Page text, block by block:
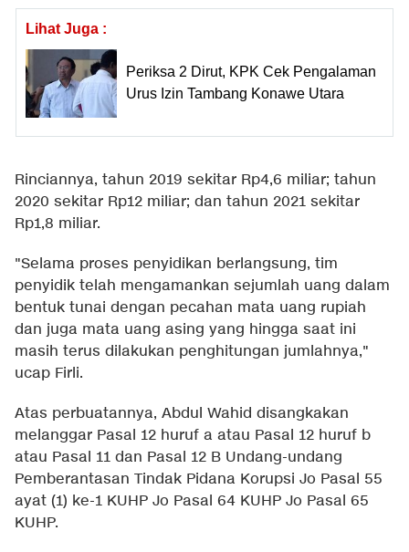
Lihat Juga :
Periksa 2 Dirut, KPK Cek Pengalaman
Urus Izin Tambang Konawe Utara
Rinciannya, tahun 2019 sekitar Rp4,6 miliar; tahun
2020 sekitar Rp12 miliar; dan tahun 2021 sekitar
Rp1,8 miliar.
"Selama proses penyidikan berlangsung, tim
penyidik telah mengamankan sejumlah uang dalam
bentuk tunai dengan pecahan mata uang rupiah
dan juga mata uang asing yang hingga saat ini
masih terus dilakukan penghitungan jumlahnya,"
ucap Firli.
Atas perbuatannya, Abdul Wahid disangkakan
melanggar Pasal 12 huruf a atau Pasal 12 huruf b
atau Pasal 11 dan Pasal 12 B Undang-undang
Pemberantasan Tindak Pidana Korupsi Jo Pasal 55
ayat (1) ke-1 KUHP Jo Pasal 64 KUHP Jo Pasal 65
KUHP.